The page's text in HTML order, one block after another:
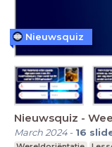
Nieuwsquiz -
March 2024- 16
Nieuwsquiz